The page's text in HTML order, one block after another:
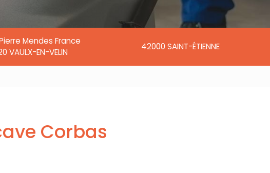
Mendes France
VAULX-EN-VELIN
42000 SAINT-ÉTIENNE
Corbas